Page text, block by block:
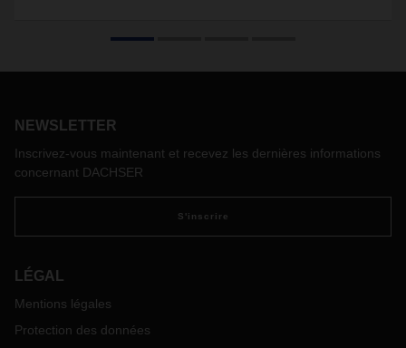
NEWSLETTER
Inscrivez-vous maintenant et recevez les dernières informations
concernant DACHSER
S'inscrire
LÉGAL
Mentions légales
Protection des données